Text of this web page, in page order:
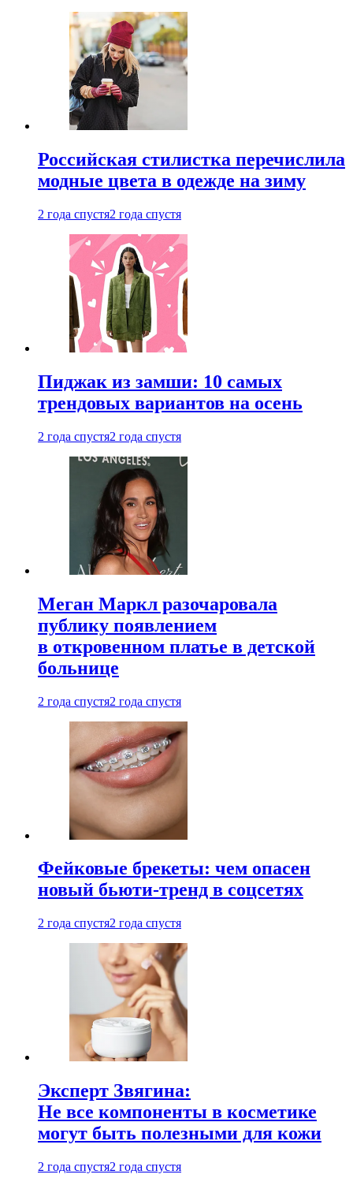
Российская стилистка перечислила
модные цвета в одежде на зиму
2 года спустя2 года спустя
Пиджак из замши: 10 самых
трендовых вариантов на осень
2 года спустя2 года спустя
Меган Маркл разочаровала
публику появлением
в откровенном платье в детской
больнице
2 года спустя2 года спустя
Фейковые брекеты: чем опасен
новый бьюти-тренд в соцсетях
2 года спустя2 года спустя
Эксперт Звягина:
Не все компоненты в косметике
могут быть полезными для кожи
2 года спустя2 года спустя